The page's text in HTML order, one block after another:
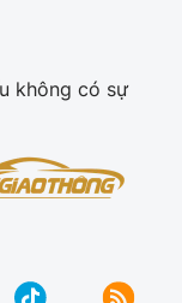
không có sự